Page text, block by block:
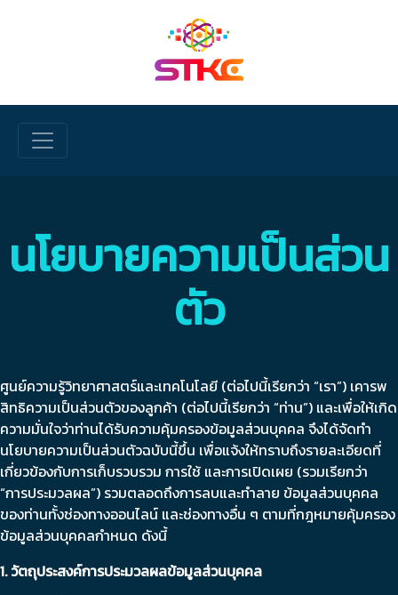
นโยบายความเป็นส่วน
ตัว
ศูนย์ความรู้วิทยาศาสตร์และเทคโนโลยี (ต่อไปนี้เรียกว่า “เรา”) เคารพ
สิทธิความเป็นส่วนตัวของลูกค้า (ต่อไปนี้เรียกว่า “ท่าน”) และเพื่อให้เกิด
ความมั่นใจว่าท่านได้รับความคุ้มครองข้อมูลส่วนบุคคล จึงได้จัดทำ
นโยบายความเป็นส่วนตัวฉบับนี้ขึ้น เพื่อแจ้งให้ทราบถึงรายละเอียดที่
เกี่ยวข้องกับการเก็บรวบรวม การใช้ และการเปิดเผย (รวมเรียกว่า
“การประมวลผล”) รวมตลอดถึงการลบและทำลาย ข้อมูลส่วนบุคคล
ของท่านทั้งช่องทางออนไลน์ และช่องทางอื่น ๆ ตามที่กฎหมายคุ้มครอง
ข้อมูลส่วนบุคคลกำหนด ดังนี้
1. วัตถุประสงค์การประมวลผลข้อมูลส่วนบุคคล